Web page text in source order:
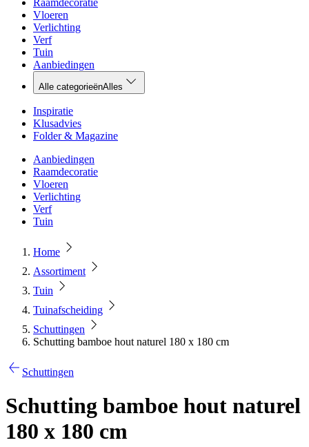
Raamdecoratie
Vloeren
Verlichting
Verf
Tuin
Aanbiedingen
Alle categorieënAlles
Inspiratie
Klusadvies
Folder & Magazine
Aanbiedingen
Raamdecoratie
Vloeren
Verlichting
Verf
Tuin
Home
Assortiment
Tuin
Tuinafscheiding
Schuttingen
Schutting bamboe hout naturel 180 x 180 cm
Schuttingen
Schutting bamboe hout naturel
180 x 180 cm